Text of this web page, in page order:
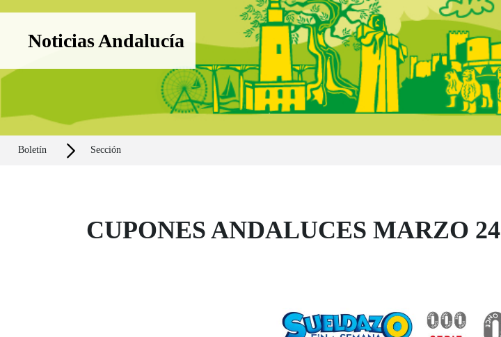
Boletín Noticias Andalucía
Noticias Andalucía
Boletín Sección
CUPONES ANDALUCES MARZO 24